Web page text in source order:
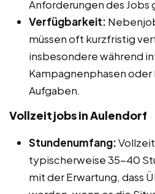
Anforderungen des Jobs
Verfügbarkeit:
müssen oft kurzfristig
insbesondere während
Kampagnenphasen
Aufgaben.
Vollzeitjobs in Aulendorf
Stundenumfang:
typischerweise 35-40
mit der Erwartung, dass